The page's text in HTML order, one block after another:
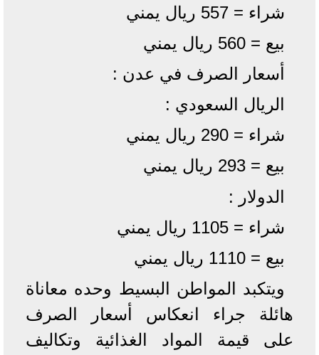
شراء = 557 ريال يمني
بيع = 560 ريال يمني
أسعار الصرف في عدن :
الريال السعودي :
شراء = 290 ريال يمني
بيع = 293 ريال يمني
الدولار :
شراء = 1105 ريال يمني
بيع = 1110 ريال يمني
ويتكبد المواطن البسيط وحده معاناة
هائلة جراء انعكاس أسعار الصرف
على قيمة المواد الغذائية وتكاليف